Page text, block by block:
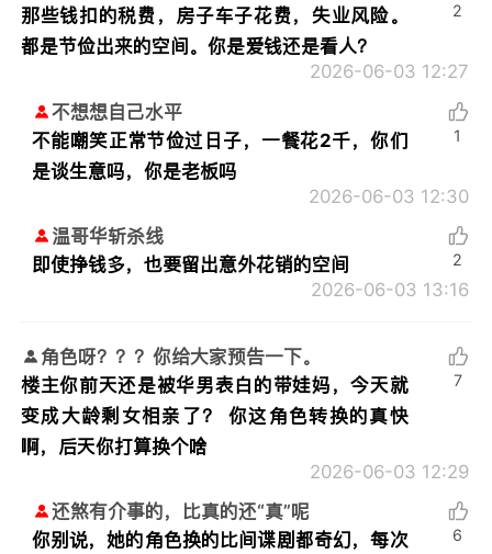
那些钱扣的税费，房子车子花费，失业风险。
都是节俭出来的空间。你是爱钱还是看人？
2026-06-03 12:27
2
不想想自己水平
不能嘲笑正常节俭过日子，一餐花2千，你们
是谈生意吗，你是老板吗
2026-06-03 12:30
1
温哥华斩杀线
即使挣钱多，也要留出意外花销的空间
2026-06-03 13:16
2
角色呀？？？你给大家预告一下。
楼主你前天还是被华男表白的带娃妈，今天就
变成大龄剩女相亲了？ 你这角色转换的真快
啊，后天你打算换个啥
2026-06-03 12:29
7
还煞有介事的，比真的还“真”呢
你别说，她的角色换的比间谍剧都奇幻，每次
6